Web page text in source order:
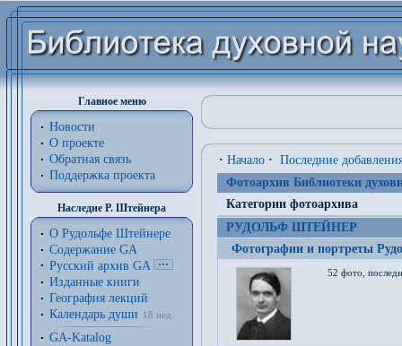
Главное меню
Новости
О проекте
Обратная связь
Поддержка проекта
Наследие Р. Штейнера
О Рудольфе Штейнере
Содержание GA
Русский архив GA
Изданные книги
География лекций
Календарь души
18 нед.
GA-Katalog
· Начало · Последние
Фотоархив Библиотеки
Категории фотоархива
РУДОЛЬФ ШТЕЙНЕР
Фотографии и портреты
52 фото,